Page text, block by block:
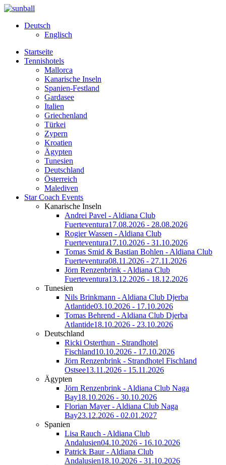
Deutsch
Englisch
Startseite
Tennishotels
Mallorca
Kanarische Inseln
Spanien-Festland
Gardasee
Italien
Griechenland
Türkei
Zypern
Kroatien
Ägypten
Tunesien
Deutschland
Österreich
Malediven
Star Coach Events
Kanarische Inseln
Andrei Pavel - Aldiana Club
Fuerteventura17.08.2026 - 28.08.2026
Rogier Wassen - Aldiana Club
Fuerteventura17.10.2026 - 31.10.2026
Tomas Smid & Bastian Bohlen - Aldiana Club
Fuerteventura08.11.2026 - 27.11.2026
Jörn Renzenbrink - Aldiana Club
Fuerteventura13.12.2026 - 18.12.2026
Tunesien
Nils Brinkmann - Aldiana Club Djerba
Atlantide03.10.2026 - 17.10.2026
Tomas Behrend - Aldiana Club Djerba
Atlantide18.10.2026 - 23.10.2026
Deutschland
Ricki Osterthun - Strandhotel
Fischland10.10.2026 - 17.10.2026
Jörn Renzenbrink - Strandhotel Fischland
Ostsee13.11.2026 - 15.11.2026
Ägypten
Jörn Renzenbrink - Aldiana Club Naga
Bay18.10.2026 - 30.10.2026
Florian Mayer - Aldiana Club Naga
Bay23.12.2026 - 02.01.2027
Spanien
Lisa Rauch - Aldiana Club
Andalusien04.10.2026 - 16.10.2026
Patrick Baur - Aldiana Club
Andalusien18.10.2026 - 31.10.2026